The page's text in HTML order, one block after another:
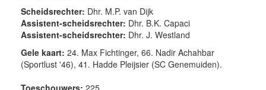
Scheidsrechter: Dhr. M.P. van Dijk
Assistent-scheidsrechter: Dhr. B.K. Capaci
Assistent-scheidsrechter: Dhr. J. Westland
Gele kaart: 24. Max Fichtinger, 66. Nadir Achahbar
(Sportlust '46), 41. Hadde Pleijsier (SC Genemuiden).
Toeschouwers: 225